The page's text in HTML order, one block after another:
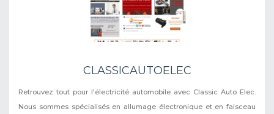
CLASSICAUTOELEC
Retrouvez tout pour l'électricité automobile avec Classic Auto Elec.
Nous sommes spécialisés en allumage électronique et en faisceau